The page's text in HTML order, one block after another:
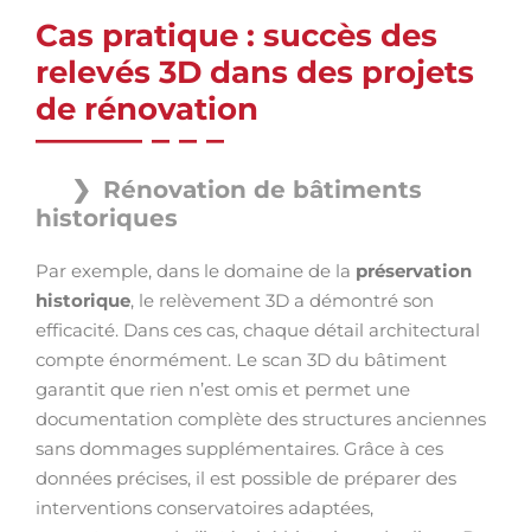
Cas pratique : succès des
relevés 3D dans des projets
de rénovation
Rénovation de bâtiments
historiques
Par exemple, dans le domaine de la préservation
historique, le relèvement 3D a démontré son
efficacité. Dans ces cas, chaque détail architectural
compte énormément. Le scan 3D du bâtiment
garantit que rien n’est omis et permet une
documentation complète des structures anciennes
sans dommages supplémentaires. Grâce à ces
données précises, il est possible de préparer des
interventions conservatoires adaptées,